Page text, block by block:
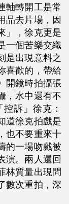
軸轉開工是常
品去片場，因
」，徐克更是
一個苦樂交織
是出現意料之
喜歡的，帶給
開鏡時拍攝張
，水中還有不
訴」徐克：
道徐克拍戲是
也不要重來十
的一場吻戲被
演。兩人還回
林質量出現問
數次重拍，深